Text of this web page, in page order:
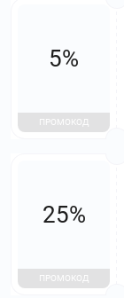
5%
ПРОМОКОД
25%
ПРОМОКОД